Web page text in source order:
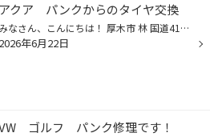
アクア パンクからのタイヤ交換
みなさん、こんにちは！ 厚木市 林 国道412号線沿い WILD-1 さん横の タイヤ館厚木店 ざわちん です(*´◒`*) 本日は トヨタ アクア の タイヤ交換 をご紹介いたします(#^.^#) こちらのお客様は 以前、他の場所で 外面パンク修理をした所から 漏れてきている とご来店されました 実際タイヤを見てみる...
2026年6月22日
ゴルフ パンク修理です！